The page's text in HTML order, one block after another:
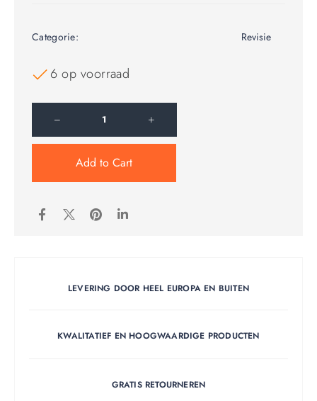
Categorie: Revisie
6 op voorraad
Add to Cart
LEVERING DOOR HEEL EUROPA EN BUITEN
KWALITATIEF EN HOOGWAARDIGE PRODUCTEN
GRATIS RETOURNEREN